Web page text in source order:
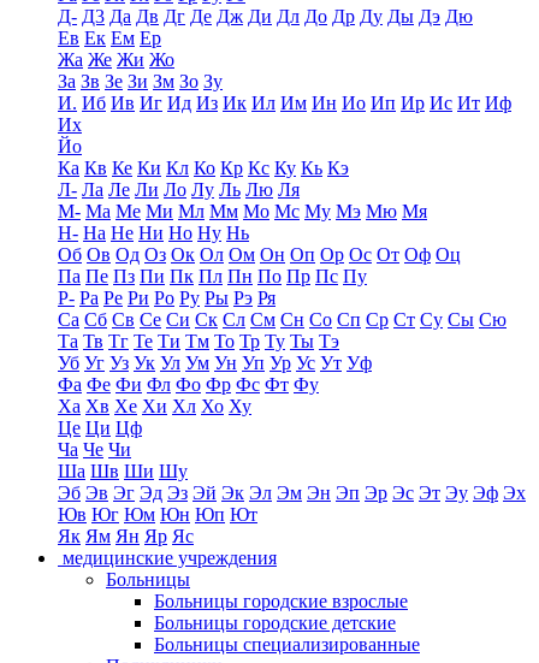
Д- Д3 Да Дв Дг Де Дж Ди Дл До Др Ду Ды Дэ Дю
Ев Ек Ем Ер
Жа Же Жи Жо
За Зв Зе Зи Зм Зо Зу
И. Иб Ив Иг Ид Из Ик Ил Им Ин Ио Ип Ир Ис Ит Иф
Их
Йо
Ка Кв Ке Ки Кл Ко Кр Кс Ку Кь Кэ
Л- Ла Ле Ли Ло Лу Ль Лю Ля
М- Ма Ме Ми Мл Мм Мо Мс Му Мэ Мю Мя
Н- На Не Ни Но Ну Нь
Об Ов Од Оз Ок Ол Ом Он Оп Ор Ос От Оф Оц
Па Пе Пз Пи Пк Пл Пн По Пр Пс Пу
Р- Ра Ре Ри Ро Ру Ры Рэ Ря
Са Сб Св Се Си Ск Сл См Сн Со Сп Ср Ст Су Сы Сю
Та Тв Тг Те Ти Тм То Тр Ту Ты Тэ
Уб Уг Уз Ук Ул Ум Ун Уп Ур Ус Ут Уф
Фа Фе Фи Фл Фо Фр Фс Фт Фу
Ха Хв Хе Хи Хл Хо Ху
Це Ци Цф
Ча Че Чи
Ша Шв Ши Шу
Эб Эв Эг Эд Эз Эй Эк Эл Эм Эн Эп Эр Эс Эт Эу Эф Эх
Юв Юг Юм Юн Юп Ют
Як Ям Ян Яр Яс
медицинские учреждения
Больницы
Больницы городские взрослые
Больницы городские детские
Больницы специализированные